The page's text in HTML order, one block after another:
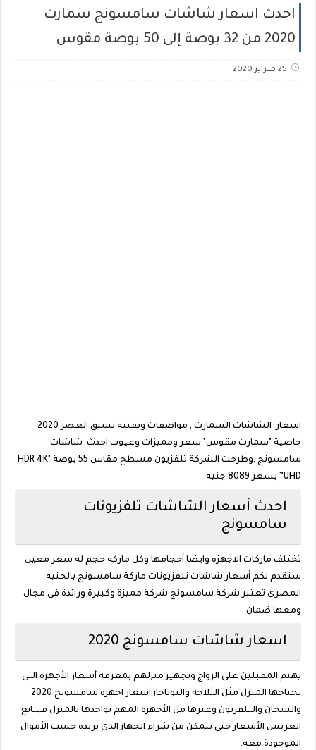
احدث اسعار شاشات سامسونج سمارت
2020 من 32 بوصة إلى 50 بوصة مقوس
25 فبراير 2020
اسعار الشاشات السمارت , مواصفات وتقنية تسبق العصر 2020
خاصية "سمارت مقوس" سعر ومميزات وعيوب احدث شاشات
سامسونج ,وطرحت الشركة تلفزيون مسطح مقاس 55 بوصة "HDR 4K
UHD” بسعر 8089 جنيه.
احدث أسعار الشاشات تلفزيونات
سامسونج
تختلف ماركات الاجهزه وايضا أحجامها وكل ماركه حجم له سعر معين
سنقدم لكم أسعار شاشات تلفزيونات ماركة سامسونج بالجنيه
المصرى تعتبر شركة سامسونج شركة مميزة وكبيرة ورائدة فى مجال
ومعها ضمان
اسعار شاشات سامسونج 2020
يهتم المقبلين على الزواج وتجهيز منزلهم بمعرفة أسعار الأجهزة التى
يحتاجها المنزل مثل الثلاجة والبوتاجاز اسعار اجهزة سامسونج 2020
والسخان والتلفزيون وغيرها من الأجهزة المهم تواجدها بالمنزل فيتابع
العريس الأسعار حتى يتمكن من شراء الجهاز الذى يريده حسب الأموال
الموجودة معه.